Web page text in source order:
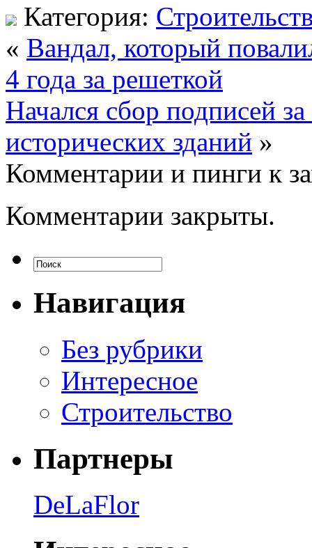
Категория:
« Вандал, который
4 года за решеткой
Начался сбор подписей
исторических зданий »
Комментарии и пинги к
Комментарии закрыты.
Навигация
Без рубрики
Интересное
Строительство
Партнеры
DeLaFlor